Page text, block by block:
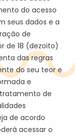
do acesso
seus dados e a
de
de 18 (dezoito)
das regras
do seu teor e
e
de
de acordo
acessar o